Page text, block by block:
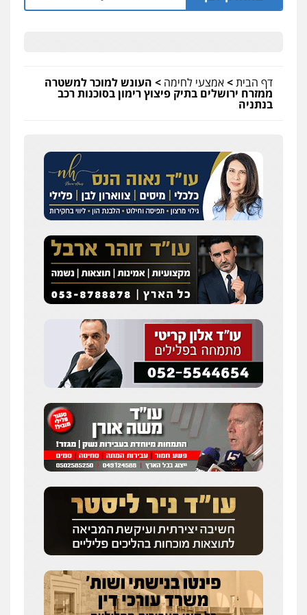
דף הבית>אמצעי לחימה > העונש למוכר למשטרה
ממזרח ירושלים בתיק פיצוץ רימון בסוכנות רכב
בנתניה